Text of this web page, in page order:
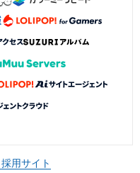
採用サイト